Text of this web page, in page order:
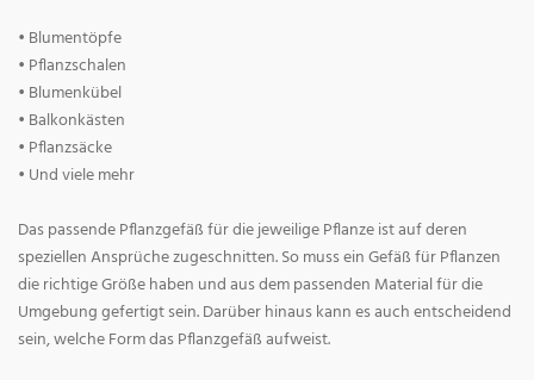
• Blumentöpfe
• Pflanzschalen
• Blumenkübel
• Balkonkästen
• Pflanzsäcke
• Und viele mehr
Das passende Pflanzgefäß für die jeweilige Pflanze ist auf deren
speziellen Ansprüche zugeschnitten. So muss ein Gefäß für Pflanzen
die richtige Größe haben und aus dem passenden Material für die
Umgebung gefertigt sein. Darüber hinaus kann es auch entscheidend
sein, welche Form das Pflanzgefäß aufweist.